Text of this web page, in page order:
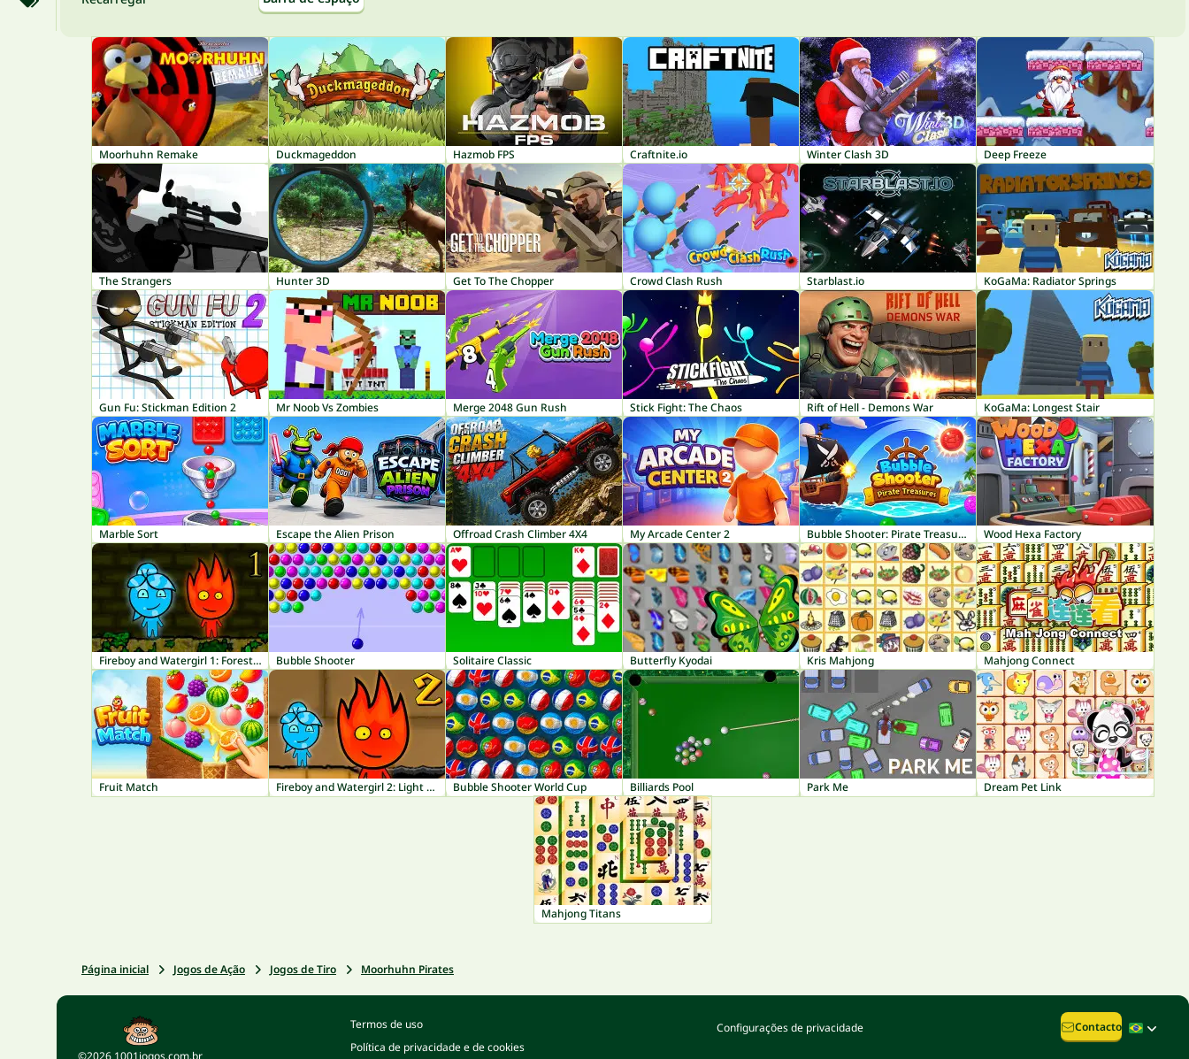
Moorhuhn Remake Duckmageddon Hazmob FPS Craftnite.io Winter Clash 3D Deep Freeze
The Strangers Hunter 3D Get To The Chopper Crowd Clash Rush Starblast.io KoGaMa: Radiator Springs
Gun Fu: Stickman Edition 2 Mr Noob Vs Zombies Merge 2048 Gun Rush Stick Fight: The Chaos Rift of Hell - Demons War KoGaMa: Longest Stair
Marble Sort Escape the Alien Prison Offroad Crash Climber 4X4 My Arcade Center 2 Bubble Shooter: Pirate Treasures Wood Hexa Factory
Fireboy and Watergirl 1: Forest Temple Bubble Shooter Solitaire Classic Butterfly Kyodai Kris Mahjong Mahjong Connect
Fruit Match Fireboy and Watergirl 2: Light Temple Bubble Shooter World Cup Billiards Pool Park Me Dream Pet Link
Mahjong Titans
Página inicial Jogos de Ação Jogos de Tiro Moorhuhn Pirates
©2026 1001jogos.com.br
Termos de uso
Política de privacidade e de cookies
Configurações de privacidade Contacto